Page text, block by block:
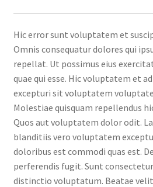
Hic error sunt voluptatem et
Omnis consequatur dolores qui
repellat. Ut possimus eius
quae qui esse. Hic voluptatem et
excepturi sit voluptatem
Molestiae quisquam repellendus
Quos aut voluptatem dolor odit.
blanditiis vero voluptatem
doloribus est commodi quas est.
perferendis fugit. Sunt
distinctio voluptatum. Beatae